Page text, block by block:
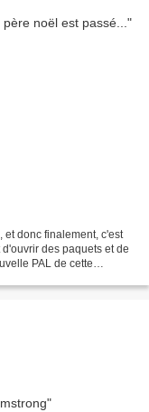
et donc finalement, c'est
des paquets et de
PAL de cette